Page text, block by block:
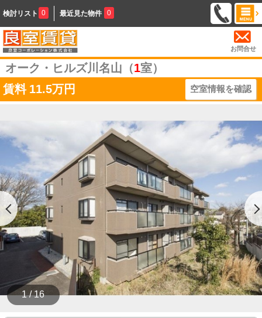
検討リスト 0 最近見た物件 0
お問合せ
オーク・ヒルズ川名山（1室）
賃料 11.5万円 空室情報を確認
1 / 16